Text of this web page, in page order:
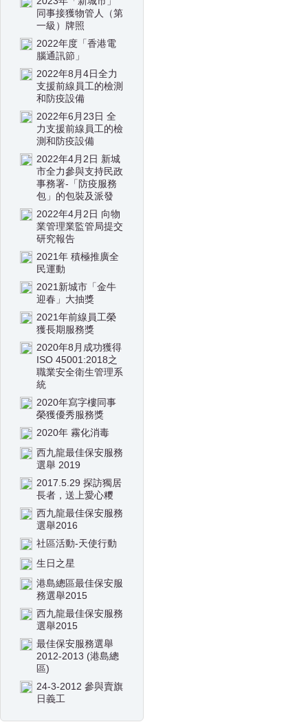
同事接獲物管人（第
一級）牌照
2022年度「香港電
腦通訊節」
2022年8月4日全力
支援前線員工的檢測
和防疫設備
2022年6月23日 全
力支援前線員工的檢
測和防疫設備
2022年4月2日 新城
市全力參與支持民政
事務署-「防疫服務
包」的包裝及派發
2022年4月2日 向物
業管理業監管局提交
研究報告
2021年 積極推廣全
民運動
2021新城市「金牛
迎春」大抽獎
2021年前線員工榮
獲長期服務獎
2020年8月成功獲得
ISO 45001:2018之
職業安全衛生管理系
統
2020年寫字樓同事
榮獲優秀服務獎
2020年 霧化消毒
西九龍最佳保安服務
選舉 2019
2017.5.29 探訪獨居
長者，送上愛心糭
西九龍最佳保安服務
選舉2016
社區活動-天使行動
生日之星
港島總區最佳保安服
務選舉2015
西九龍最佳保安服務
選舉2015
最佳保安服務選舉
2012-2013 (港島總
區)
24-3-2012 參與賣旗
日義工